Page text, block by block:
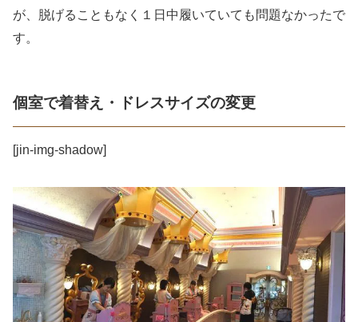
が、脱げることもなく１日中履いていても問題なかったで
す。
個室で着替え・ドレスサイズの変更
[jin-img-shadow]